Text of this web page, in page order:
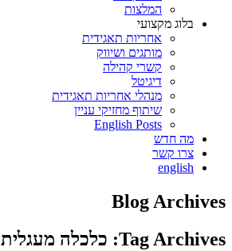
המלצות
בלוג מקצועי
אחריות תאגידית
מותגים ושיווק
קשרי קהילה
דיגיטל
מנהלי אחריות תאגידית
שיתוף מחזיקי עניין
English Posts
מה חדש
צרו קשר
english
Blog Archives
Tag Archives: כלכלה מעגלית